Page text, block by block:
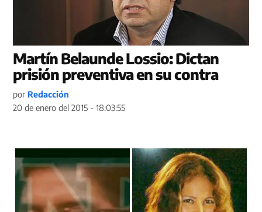
Martín Belaunde Lossio: Dictan
prisión preventiva en su contra
por Redacción
20 de enero del 2015 - 18:03:55